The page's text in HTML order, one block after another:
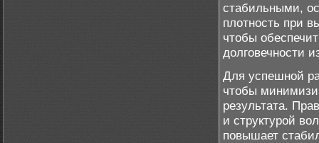
стабильными,
плотность при
чтобы
долговечности
Для успешной
чтобы
результата.
и структурой
повышает